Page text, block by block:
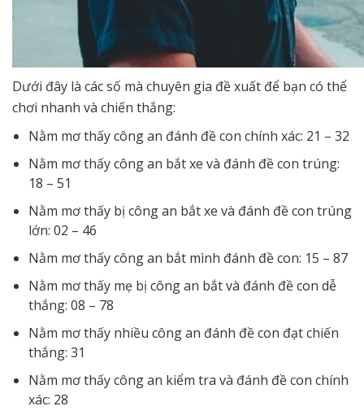
Dưới đây là các số mà chuyên gia đề xuất để bạn có thể
chơi nhanh và chiến thắng:
Nằm mơ thấy công an đánh đề con chính xác: 21 – 32
Nằm mơ thấy công an bắt xe và đánh đề con trúng:
18 – 51
Nằm mơ thấy bị công an bắt xe và đánh đề con trúng
lớn: 02 – 46
Nằm mơ thấy công an bắt mình đánh đề con: 15 – 87
Nằm mơ thấy mẹ bị công an bắt và đánh đề con dễ
thắng: 08 – 78
Nằm mơ thấy nhiều công an đánh đề con đạt chiến
thắng: 31
Nằm mơ thấy công an kiểm tra và đánh đề con chính
xác: 28